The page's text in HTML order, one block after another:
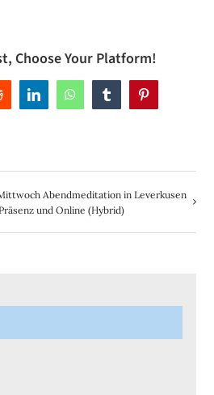
Choose Your Platform!
LinkedInWhatsAppTumblrPinterest
Abendmeditation in Leverkusen
und Online (Hybrid)